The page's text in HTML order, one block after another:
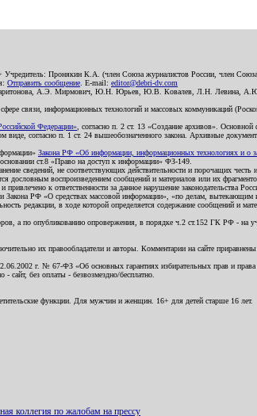
Учредитель: Пронякин К.А. (член Союза журналистов России, член
Отправить сообщение . E-mail: editor@debri-dv.com
Харитонова, А.Э. Мирмович, Ю.Н. Юрьев, Ю.В. Ковалев, Л.Н.
связи, информационных технологий и массовых коммуникаций
Федерации» , согласно п. 2 ст. 13 «Создание архивов».
согласно п. 1 ст. 24 вышеобозначенного закона. Архивные
Закона РФ «Об информации, информационных технологиях и о
ст.8 «Право на доступ к информации» ФЗ-149.
сведений, не соответствующих действительности и порочащих
воспроизведением сообщений и материалов или их
к ответственности за данное нарушение законодательства
РФ «О средствах массовой информации», «по делам, вытекающим
редакции, в ходе которой определяется содержание сообщений и
а по опубликованию опровержения, в порядке ч.2 ст.152 ГК РФ - на
их правообладатели и авторы. Комментарии на сайте
г. № 67-ФЗ «Об основных гарантиях избирательных прав и
сайт, без оплаты - безвозмездно/бесплатно.
функции. Для мужчин и женщин. 16+ для детей старше 16 лет.